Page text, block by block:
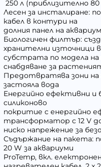
250 л (приблизително
Лесен за инсталиране:
кабел в контури на
долния панел на
Биологичен филтър:
хранителни източници в
субстрата по модела
снабдяване за
Предотвратява зони на
застояла вода
Енергийно ефективни и
силиконово
покритие с енергийно
трансформатор с 12 V
ниско напрежение за
Съдържание на пакета:
20 W за аквариуми
ProTemp, вкл.